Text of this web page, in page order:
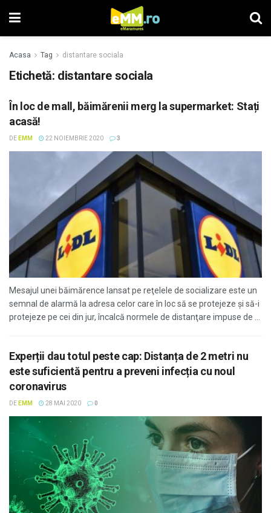
Acasa Tag distantare sociala
Etichetă: distantare sociala
În loc de mall, băimărenii merg la supermarket: Stați
acasă!
DE EMM 22 NOIEMBRIE 2020 3
Mesajul unei băimărence lansat pe reţelele de socializare este un
semnal de alarmă la adresa celor care în loc să se protejeze şi să-i
protejeze pe cei din jur, încalcă normele de distanţare impuse de ...
Experții dau totul peste cap: Distanța de 2 metri nu
este suficientă pentru a preveni infecția cu noul
coronavirus
DE EMM 28 MAI 2020 0